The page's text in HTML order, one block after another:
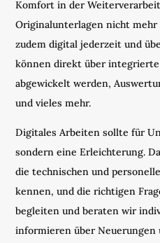
Komfort in der
Originalunterlagen nicht
zudem digital jederzeit und
können direkt über integrierte
abgewickelt werden,
und vieles mehr.
Digitales Arbeiten sollte für
sondern eine Erleichterung.
die technischen und
kennen, und die richtigen
begleiten und beraten wir
informieren über Neuerungen